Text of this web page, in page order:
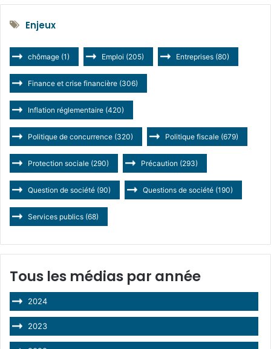
Enjeux
chômage (1) Emploi (205) Entreprises (80)
Finance et crise financière (306)
Inflation réglementaire (420)
Politique de concurrence (320) Politique fiscale (679)
Protection sociale (290) Précaution (293)
Question de société (90) Questions de société (190)
Services publics (68)
Tous les médias par année
2024
2023